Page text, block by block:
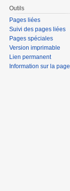
Outils
Pages liées
Suivi des pages liées
Pages spéciales
Version imprimable
Lien permanent
Information sur la page